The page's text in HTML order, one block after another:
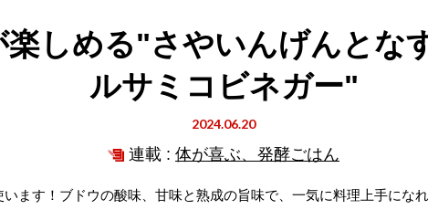
楽しめる"さやいんげんとな
ルサミコビネガー"
2024.06.20
連載 : 体が喜ぶ、発酵ごはん
ます！ブドウの酸味、甘味と熟成の旨味で、一気に料理上手にな